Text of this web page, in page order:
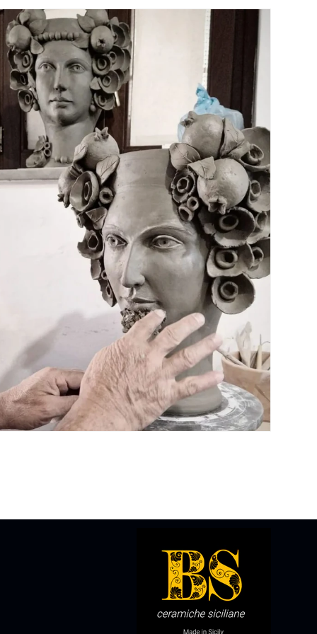
consigliata dal proprietario Gianluca 🥰
regalo più che apprezzato da chi lha
ricevuto una natività in un piatto da
appendere regalo bellissimo 😍😍😍 e
l'altro appena qualche giorno fa senza
esitare un attimo li ho contattati per
sapere se avevano uno Gnomo in estate!
Per fare un regalo di compleanno ad una
persona a me molto cara❤️ Ebbene sì!
Regalo più che gradito e la commozione
negli occhi della persona che l'ha ricevuto
avevo il cuore colmo di gioia😍💖
Consiglio vivamente di passare da Bottega
Sicula in via dei Mille a Messina
rimarrete senza parole negozio elegante,
raffinato, colorato e ricco di calore! 🥰🍀